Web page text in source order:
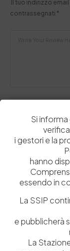
Il tuo indirizzo
contrassegnati *
Salva il mio
prossima volta che
Post Comment
Si
i gestori e la
hanno
essendo in
La SSIP
e pubblicherà
La